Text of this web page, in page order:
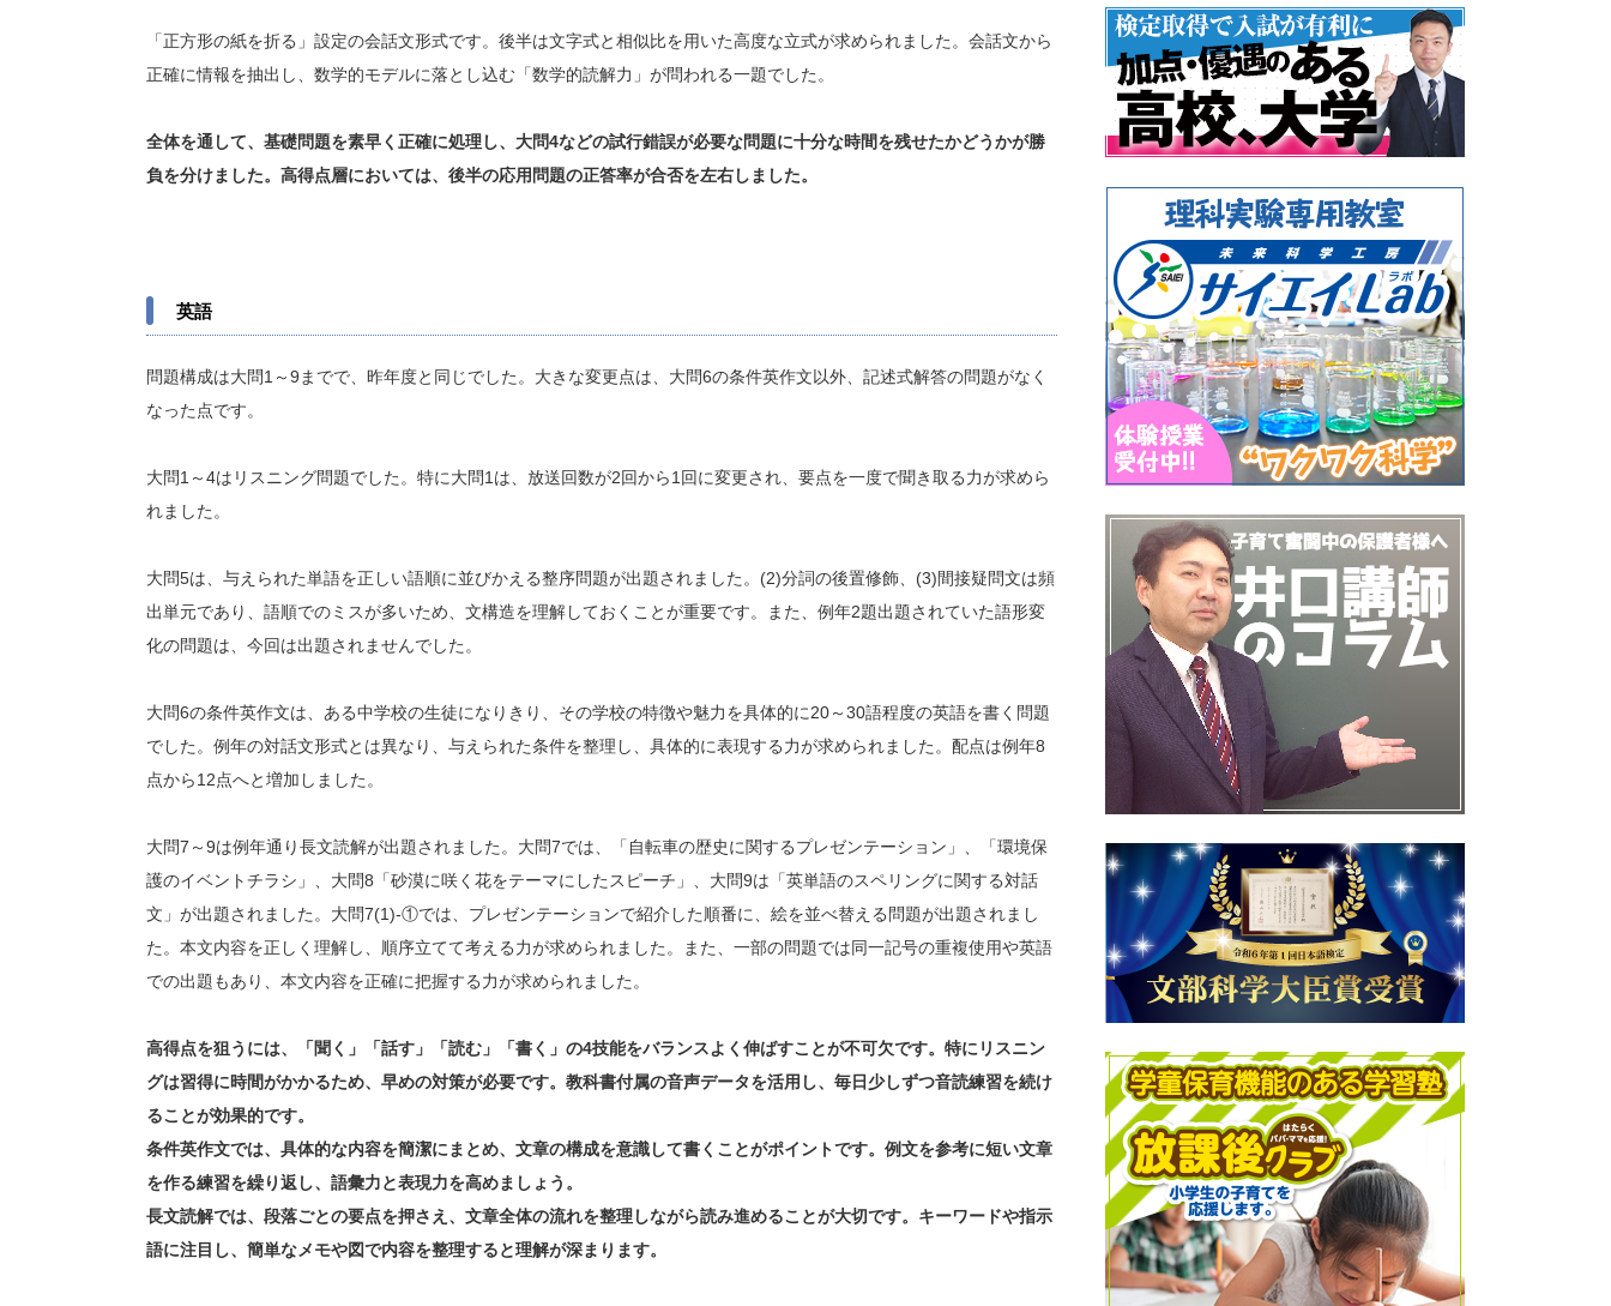
「正方形の紙を折る」設定の会話文形式です。後半は文字式と相似比を用いた高度な立式が求められました。会話文から
正確に情報を抽出し、数学的モデルに落とし込む「数学的読解力」が問われる一題でした。
全体を通して、基礎問題を素早く正確に処理し、大問4などの試行錯誤が必要な問題に十分な時間を残せたかどうかが勝
負を分けました。高得点層においては、後半の応用問題の正答率が合否を左右しました。
英語
問題構成は大問1～9までで、昨年度と同じでした。大きな変更点は、大問6の条件英作文以外、記述式解答の問題がなく
なった点です。
大問1～4はリスニング問題でした。特に大問1は、放送回数が2回から1回に変更され、要点を一度で聞き取る力が求めら
れました。
大問5は、与えられた単語を正しい語順に並びかえる整序問題が出題されました。(2)分詞の後置修飾、(3)間接疑問文は頻
出単元であり、語順でのミスが多いため、文構造を理解しておくことが重要です。また、例年2題出題されていた語形変
化の問題は、今回は出題されませんでした。
大問6の条件英作文は、ある中学校の生徒になりきり、その学校の特徴や魅力を具体的に20～30語程度の英語を書く問題
でした。例年の対話文形式とは異なり、与えられた条件を整理し、具体的に表現する力が求められました。配点は例年8
点から12点へと増加しました。
大問7～9は例年通り長文読解が出題されました。大問7では、「自転車の歴史に関するプレゼンテーション」、「環境保
護のイベントチラシ」、大問8「砂漠に咲く花をテーマにしたスピーチ」、大問9は「英単語のスペリングに関する対話
文」が出題されました。大問7(1)-①では、プレゼンテーションで紹介した順番に、絵を並べ替える問題が出題されまし
た。本文内容を正しく理解し、順序立てて考える力が求められました。また、一部の問題では同一記号の重複使用や英語
での出題もあり、本文内容を正確に把握する力が求められました。
高得点を狙うには、「聞く」「話す」「読む」「書く」の4技能をバランスよく伸ばすことが不可欠です。特にリスニン
グは習得に時間がかかるため、早めの対策が必要です。教科書付属の音声データを活用し、毎日少しずつ音読練習を続け
ることが効果的です。
条件英作文では、具体的な内容を簡潔にまとめ、文章の構成を意識して書くことがポイントです。例文を参考に短い文章
を作る練習を繰り返し、語彙力と表現力を高めましょう。
長文読解では、段落ごとの要点を押さえ、文章全体の流れを整理しながら読み進めることが大切です。キーワードや指示
語に注目し、簡単なメモや図で内容を整理すると理解が深まります。